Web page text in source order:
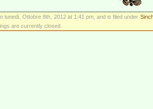
lunedì, Ottobre 8th, 2012 at 1:41 pm, and is filed under
are currently closed.